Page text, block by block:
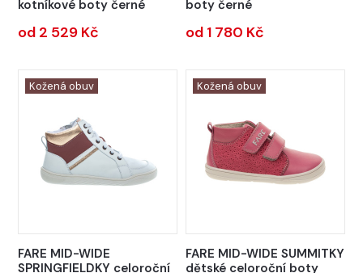
kotníkové boty černé
od 2 529 Kč
boty černé
od 1 780 Kč
Kožená obuv
FARE MID-WIDE
SPRINGFIELDKY celoroční
Kožená obuv
FARE MID-WIDE SUMMITKY
dětské celoroční boty